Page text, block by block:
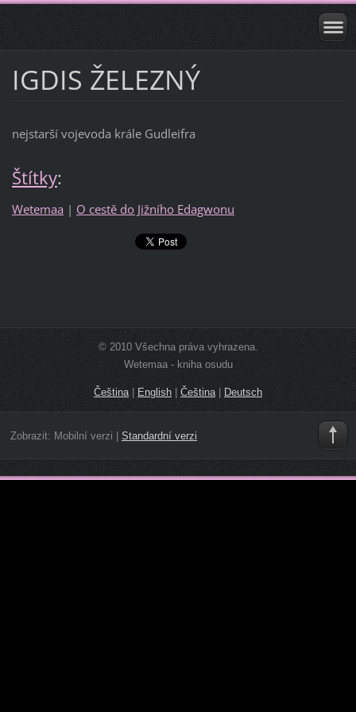
IGDIS ŽELEZNÝ
nejstarší vojevoda krále Gudleifra
Štítky:
Wetemaa | O cestě do Jižního Edagwonu
© 2010 Všechna práva vyhrazena.
Wetemaa - kniha osudu
Čeština English Čeština Deutsch
Zobrazit: Mobilní verzi Standardní verzi